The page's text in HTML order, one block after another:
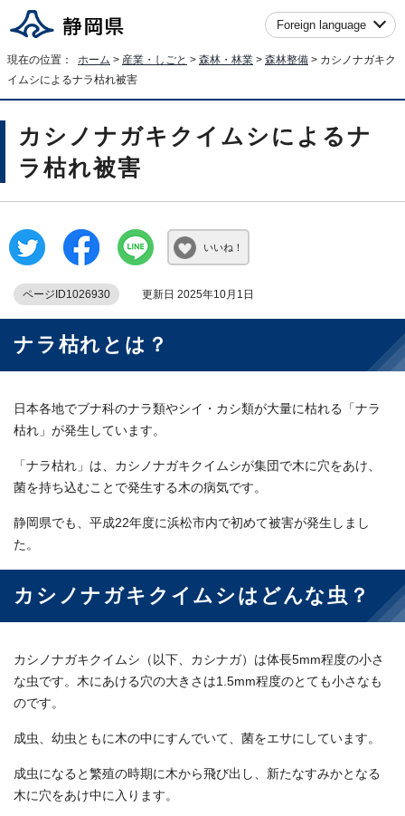
Foreign language
現在の位置： ホーム > 産業・しごと > 森林・林業 > 森林整備 > カシノナガキク
イムシによるナラ枯れ被害
カシノナガキクイムシによるナ
ラ枯れ被害
いいね！
ページID1026930 更新日 2025年10月1日
ナラ枯れとは？
日本各地でブナ科のナラ類やシイ・カシ類が大量に枯れる「ナラ
枯れ」が発生しています。
「ナラ枯れ」は、カシノナガキクイムシが集団で木に穴をあけ、
菌を持ち込むことで発生する木の病気です。
静岡県でも、平成22年度に浜松市内で初めて被害が発生しまし
た。
カシノナガキクイムシはどんな虫？
カシノナガキクイムシ（以下、カシナガ）は体長5mm程度の小さ
な虫です。木にあける穴の大きさは1.5mm程度のとても小さなも
のです。
成虫、幼虫ともに木の中にすんでいて、菌をエサにしています。
成虫になると繁殖の時期に木から飛び出し、新たなすみかとなる
木に穴をあけ中に入ります。